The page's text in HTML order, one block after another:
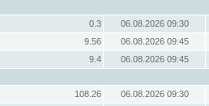
0.3
06.08.2026 09:30
9.56
06.08.2026 09:45
9.4
06.08.2026 09:45
108.26
06.08.2026 09:30